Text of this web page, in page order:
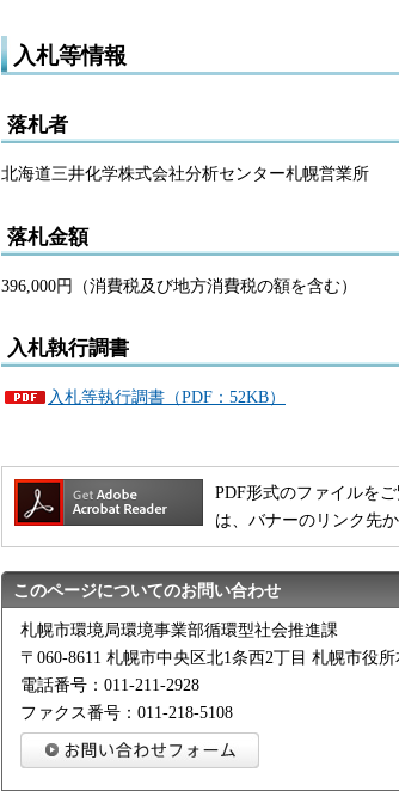
入札等情報
落札者
北海道三井化学株式会社分析センター札幌営業所
落札金額
396,000円（消費税及び地方消費税の額を含む）
入札執行調書
入札等執行調書（PDF：52KB）
PDF形式のファイルをご
は、バナーのリンク先
このページについてのお問い合わせ
札幌市環境局環境事業部循環型社会推進課
〒060-8611 札幌市中央区北1条西2丁目 札幌市役
電話番号：011-211-2928
ファクス番号：011-218-5108